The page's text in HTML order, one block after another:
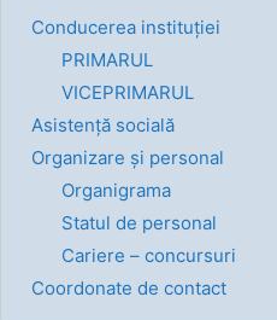
Conducerea instituției
PRIMARUL
VICEPRIMARUL
Asistență socială
Organizare și personal
Organigrama
Statul de personal
Cariere – concursuri
Coordonate de contact